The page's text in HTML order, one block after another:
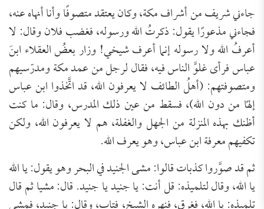
جاءني شريف من أشراف مكة، وكان يعتقد متصوفًا وأنا أنهاه عنه،
فجاءني مذعورًا يقول: ذكرتُ الله ورسوله، فغضب فلان وقال: لا
أعرفُ الله ولا رسوله إنما أعرف شيخي! وزار بعضُ العقلاء ابنَ
عباس فرأى غلوَّ الناس فيه، فقال لرجل من عمد مكة ومدرّسيهم
ومتصوفتهم: (أهلُ الطائف لا يعرفون الله، قد اتَّخذوا ابن عباس
إلهًا من دون الله)، فسقط من عين ذلك المدرس، وقال: ما كنت
أظنك بهذه المنزلة من الجهل والغفلة، هم لا يعرفون الله، ولكن
تكفيهم معرفة ابن عباس، وهو يعرف الله.
ثم قد صوَّروا كذبات قالوا: مشى الجنيد في البحر وهو يقول: يا الله
يا الله، وقال لتلميذه: قل أنت: يا جنيد يا جنيد. قال: مشيا ثم قال